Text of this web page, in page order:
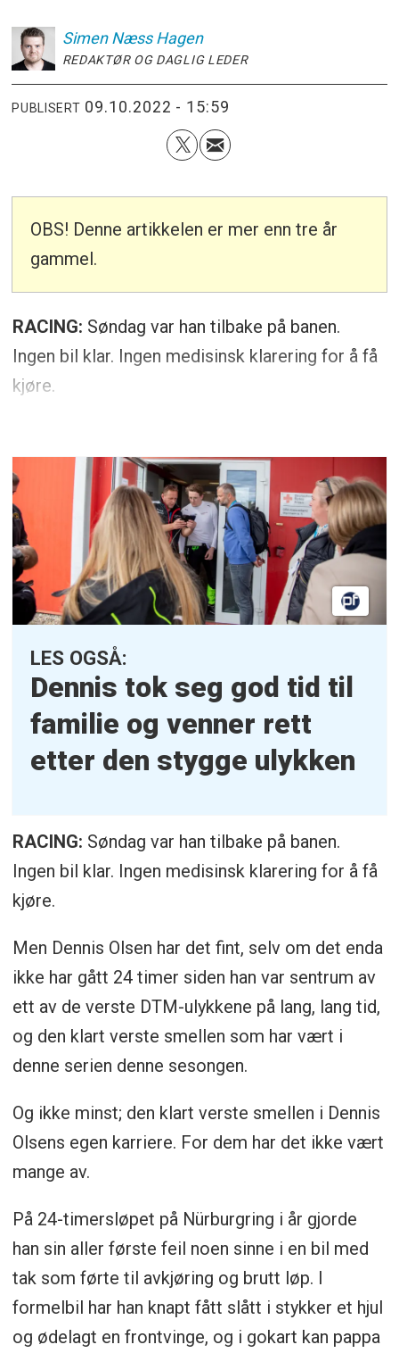
Simen Næss Hagen
REDAKTØR OG DAGLIG LEDER
PUBLISERT 09.10.2022 - 15:59
OBS! Denne artikkelen er mer enn tre år
gammel.
RACING: Søndag var han tilbake på banen.
Ingen bil klar. Ingen medisinsk klarering for å få
kjøre.
LES OGSÅ:
Dennis tok seg god tid til
familie og venner rett
etter den stygge ulykken
RACING: Søndag var han tilbake på banen.
Ingen bil klar. Ingen medisinsk klarering for å få
kjøre.
Men Dennis Olsen har det fint, selv om det enda
ikke har gått 24 timer siden han var sentrum av
ett av de verste DTM-ulykkene på lang, lang tid,
og den klart verste smellen som har vært i
denne serien denne sesongen.
Og ikke minst; den klart verste smellen i Dennis
Olsens egen karriere. For dem har det ikke vært
mange av.
På 24-timersløpet på Nürburgring i år gjorde
han sin aller første feil noen sinne i en bil med
tak som førte til avkjøring og brutt løp. I
formelbil har han knapt fått slått i stykker et hjul
og ødelagt en frontvinge, og i gokart kan pappa